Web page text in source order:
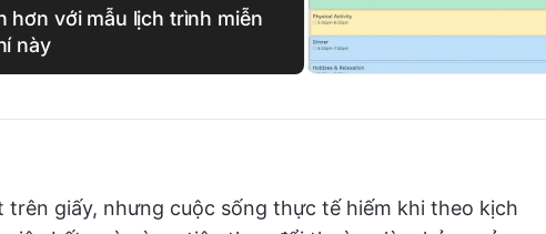
hơn với mẫu lịch trình miễn
này
giấy, nhưng cuộc sống thực tế hiếm khi theo kịch